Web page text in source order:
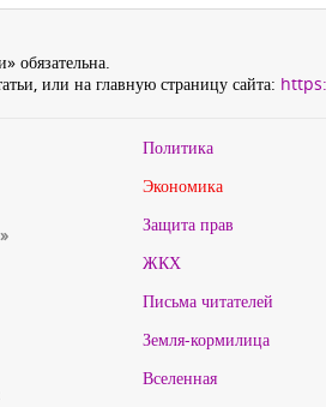
обязательна.
или на главную страницу сайта:
Политика
Экономика
Защита прав
ЖКХ
Письма читателей
Земля-кормилица
Вселенная